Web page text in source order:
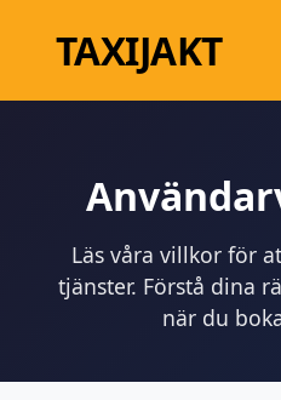
TAXIJAKT
Läs våra villkor för
tjänster. Förstå dina
när du